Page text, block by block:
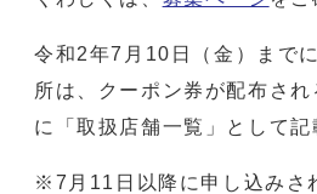
令和2年7月10日（金）まで
所は、クーポン券が配布さ
に「取扱店舗一覧」として記
※7月11日以降に申し込みさ